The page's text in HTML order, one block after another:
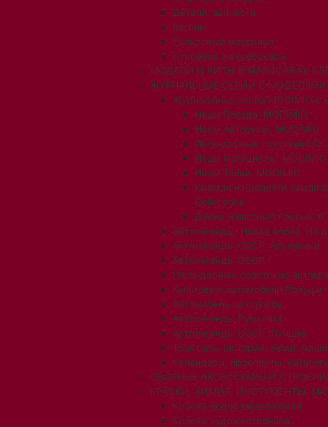
Детали, запчасти
Вагоны
Рельсовый материал
Строения и аксессуары
МОДЕЛИ И КИТЫ В МАСШТАБАХ
ЖУРНАЛЬНЫЕ СЕРИИ С МОДЕЛЯМИ
Журнальные серии MODIMIO с
Наши Поезда. MODIMIO
Наши Автобусы. MODIMIO
Легендарные грузовики
Наши мотоциклы. MODIMIO
Наши Танки. MODIMIO
Кремли и крепости земли
Collections
Дикие животные России от
Автолегенды. Новая эпоха. На
Автолегенды СССР. Грузовики
Автолегенды СССР
Легендарные советские
Культовые автомобили Польши
Автомобиль на службе
Автолегенды Румынии
Автолегенды СССР. Лучшее
Тракторы (история, люди,
Календари, проспекты, каталоги
СБОРНЫЕ АКСЕССУАРЫ И
КРАСКИ, ХИМИЯ, ИНСТУМЕНТЫ,
Краска водоразбавляемая
Краска художественная